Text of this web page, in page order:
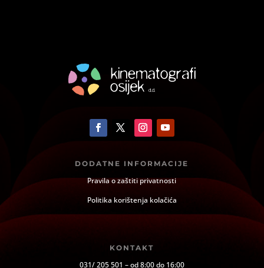
DODATNE INFORMACIJE
Pravila o zaštiti privatnosti
Politika korištenja kolačića
KONTAKT
031/ 205 501 – od 8:00 do 16:00